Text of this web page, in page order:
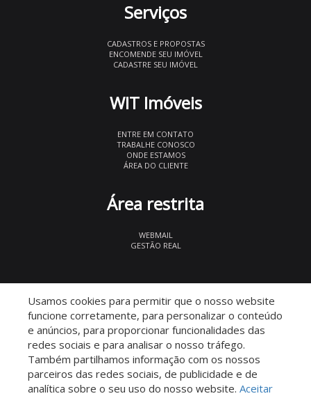
Serviços
CADASTROS E PROPOSTAS
ENCOMENDE SEU IMÓVEL
CADASTRE SEU IMÓVEL
WIT Imóveis
ENTRE EM CONTATO
TRABALHE CONOSCO
ONDE ESTAMOS
ÁREA DO CLIENTE
Área restrita
WEBMAIL
GESTÃO REAL
Descomplicado por:
Usamos cookies para permitir que o nosso website
funcione corretamente, para personalizar o conteúdo
e anúncios, para proporcionar funcionalidades das
redes sociais e para analisar o nosso tráfego.
Também partilhamos informação com os nossos
parceiros das redes sociais, de publicidade e de
analítica sobre o seu uso do nosso website. Aceitar